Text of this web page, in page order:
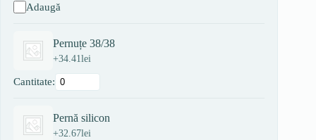
Adaugă
Pernuțe 38/38
+34.41lei
Cantitate:
Pernă silicon
+32.67lei